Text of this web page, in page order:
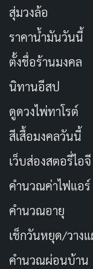
หนึ่งในจุดแข็งของ
ซ้อนและมีมิติ ไม่ใ
คนมีเหตุผลและแรง
รู้สึกถึงความขัดแย้ง
สุ่มวงล้อ
ราคาน้ำมันวันนี้
ตั้งชื่อร้านมงคล
นิทานอีสป
ดูดวงไพ่ทาโรต์
สีเสื้อมงคลวันนี้
เว็บส่องสตอรี่ไอจี
คำนวณค่าไฟแอร์
คำนวณอายุ
เช็กวันหยุด/วาง
คำนวณผ่อนบ้าน